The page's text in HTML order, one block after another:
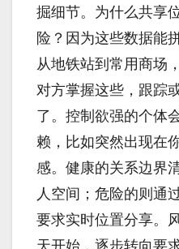
掘细节。为什么共享
险？因为这些数据能
从地铁站到常用商场
对方掌握这些，跟踪
了。控制欲强的个体
赖，比如突然出现在
感。健康的关系边界
人空间；危险的则通
要求实时位置分享。